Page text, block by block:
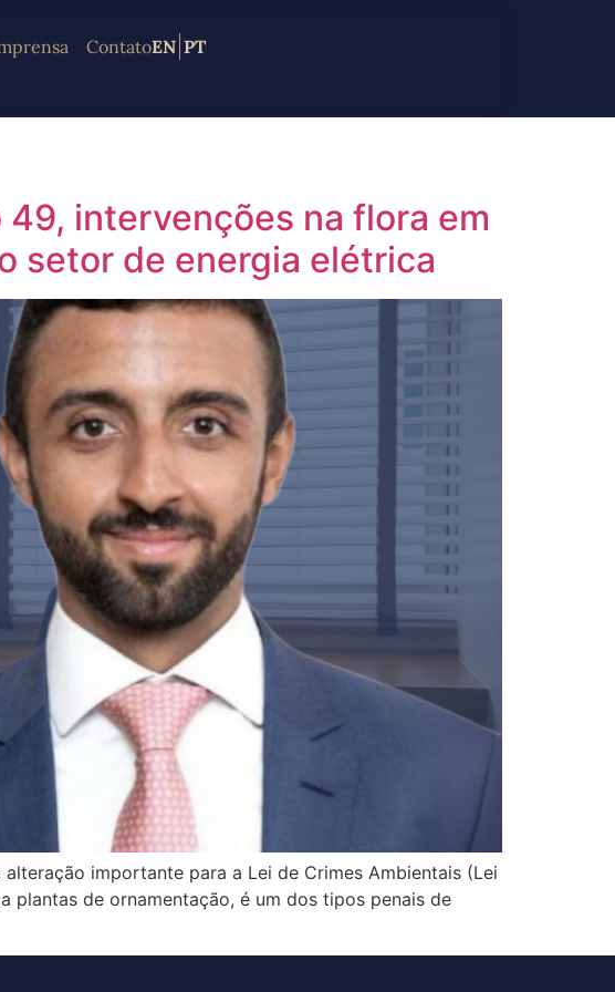
ContatoEN PT
intervenções na flora em
setor de energia elétrica
importante para a Lei de Crimes Ambientais (Lei
plantas de ornamentação, é um dos tipos penais de